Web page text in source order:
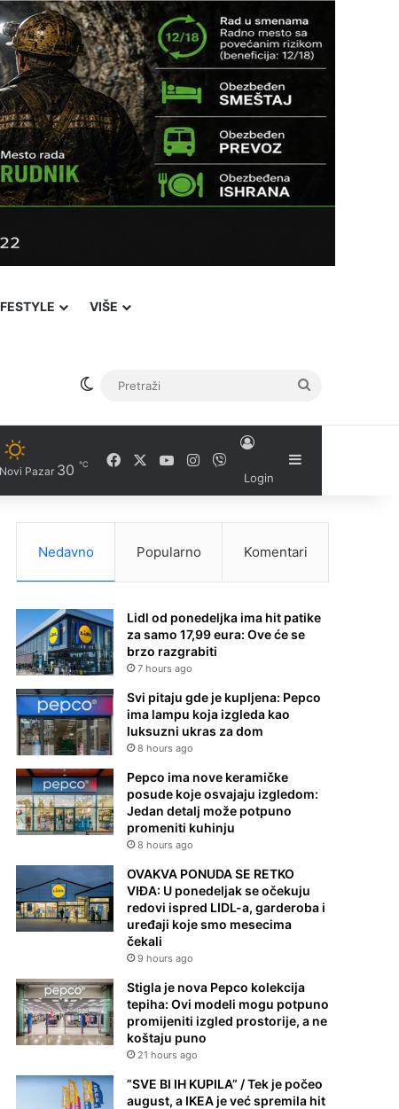
VIŠE
Switch skin
Novi Pazar 30 ℃ FacebookYouTubeInstagram
Viber
Login
Sidebar
Nedavno Popularno Komentari
Lidl od ponedeljka ima hit patike
za samo 17,99 eura: Ove će se
brzo razgrabiti
7 hours ago
Svi pitaju gde je kupljena: Pepco
ima lampu koja izgleda kao
luksuzni ukras za dom
8 hours ago
Pepco ima nove keramičke
posude koje osvajaju izgledom:
Jedan detalj može potpuno
promeniti kuhinju
8 hours ago
OVAKVA PONUDA SE RETKO
VIĐA: U ponedeljak se očekuju
redovi ispred LIDL-a, garderoba i
uređaji koje smo mesecima
čekali
9 hours ago
Stigla je nova Pepco kolekcija
tepiha: Ovi modeli mogu potpuno
promijeniti izgled prostorije, a ne
koštaju puno
21 hours ago
”SVE BI IH KUPILA” / Tek je počeo
august, a IKEA je već spremila hit